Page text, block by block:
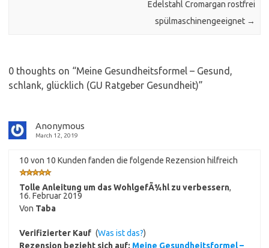
Edelstahl Cromargan rostfrei
spülmaschinengeeignet →
0 thoughts on “Meine Gesundheitsformel – Gesund,
schlank, glücklich (GU Ratgeber Gesundheit)”
Anonymous
March 12, 2019
10 von 10 Kunden fanden die folgende Rezension hilfreich
Tolle Anleitung um das WohlgefÃ¼hl zu verbessern,
16. Februar 2019
Von Taba
Verifizierter Kauf (Was ist das?)
Rezension bezieht sich auf: Meine Gesundheitsformel –